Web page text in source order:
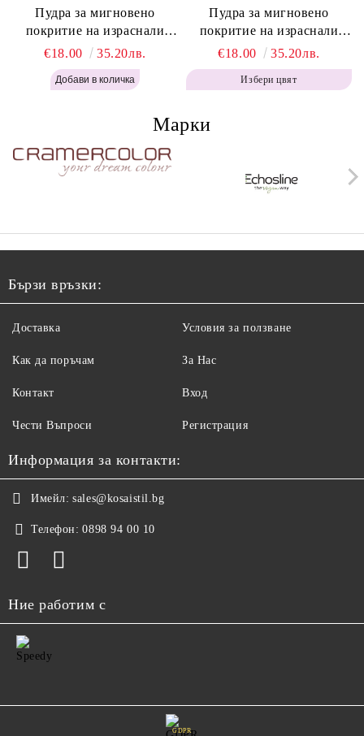
Пудра за мигновено
покритие на израснали
корени Топло Кафяво -
Labor Pro Instant Retouch
Powder - Warm Brown H643
€18.00 35.20лв.
Пудра за мигновено
покритие на израснали
корени Кафяво - Labor Pro
Instant Retouch Powder -
Brown H642
€18.00 35.20лв.
Избери цвят
Марки
Бързи връзки:
Доставка
Как да поръчам
Контакт
Чести Въпроси
Условия за ползване
За Нас
Вход
Регистрация
Информация за контакти:
Имейл: sales@kosaistil.bg
Телефон: 0898 94 00 10
Ние работим с
GDPR